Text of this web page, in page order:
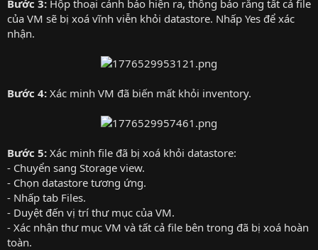
Bước 3: Hộp thoại cảnh báo hiện ra, thông báo rằng tất cả file
của VM sẽ bị xoá vĩnh viễn khỏi datastore. Nhấp Yes để xác
nhận.
Bước 4: Xác minh VM đã biến mất khỏi inventory.
Bước 5: Xác minh file đã bị xoá khỏi datastore:
- Chuyển sang Storage view.
- Chọn datastore tương ứng.
- Nhấp tab Files.
- Duyệt đến vị trí thư mục của VM.
- Xác nhận thư mục VM và tất cả file bên trong đã bị xoá hoàn
toàn.